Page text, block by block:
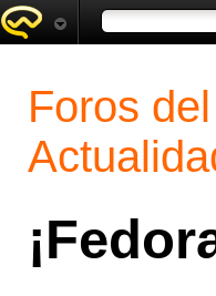
Foros